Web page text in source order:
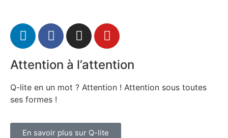
Attention à l’attention
Q-lite en un mot ? Attention ! Attention sous toutes
ses formes !
En savoir plus sur Q-lite